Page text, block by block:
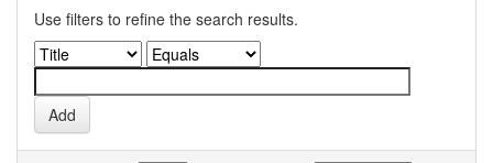
Use filters to refine the search results.